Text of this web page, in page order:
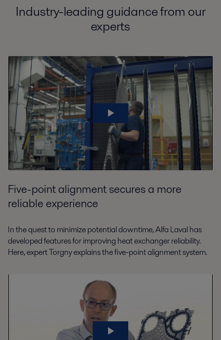
Industry-leading guidance from our
experts
Five-point alignment secures a more
reliable experience
In the quest to minimize potential downtime, Alfa Laval has
developed features for improving heat exchanger reliability.
Here, expert Torgny explains the five-point alignment system.